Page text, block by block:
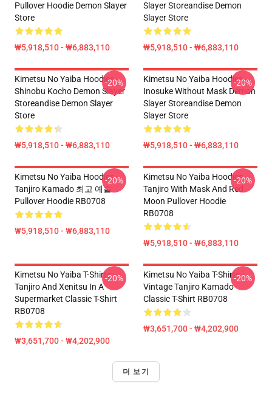
Pullover Hoodie Demon Slayer
Store
₩5,918,510 - ₩6,883,110
Slayer Storeandise Demon
Slayer Store
₩5,918,510 - ₩6,883,110
Kimetsu No Yaiba Hoodies -
Shinobu Kocho Demon Slayer
Storeandise Demon Slayer
Store
₩5,918,510 - ₩6,883,110
-20%
Kimetsu No Yaiba Hoodies -
Inosuke Without Mask Demon
Slayer Storeandise Demon
Slayer Store
₩5,918,510 - ₩6,883,110
-20%
Kimetsu No Yaiba Hoodies -
Tanjiro Kamado 최고 예술
Pullover Hoodie RB0708
₩5,918,510 - ₩6,883,110
-20%
Kimetsu No Yaiba Hoodies -
Tanjiro With Mask And Red
Moon Pullover Hoodie
RB0708
₩5,918,510 - ₩6,883,110
-20%
Kimetsu No Yaiba T-Shirts -
Tanjiro And Xenitsu In A
Supermarket Classic T-Shirt
RB0708
₩3,651,700 - ₩4,202,900
-20%
Kimetsu No Yaiba T-Shirts -
Vintage Tanjiro Kamado
Classic T-Shirt RB0708
₩3,651,700 - ₩4,202,900
-20%
더 보기